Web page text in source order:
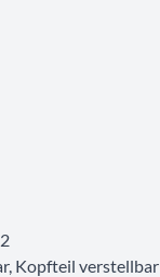
Kopfteil verstellbar